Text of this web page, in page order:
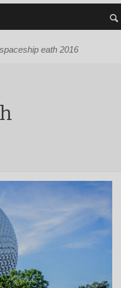
spaceship eath 2016